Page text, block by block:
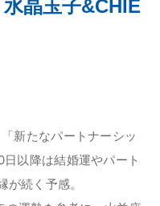
晶玉子&CHIE
新たなパートナーシッ
以降は結婚運やパート
続く予感。